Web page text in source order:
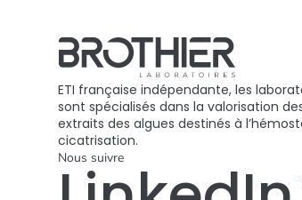
ETI française indépendante, les
sont spécialisés dans la valorisation
extraits des algues destinés à
cicatrisation.
Nous suivre